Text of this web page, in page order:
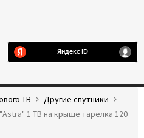
ТВ
Другие спутники
"Astra" 1 ТВ на крыше тарелка 120